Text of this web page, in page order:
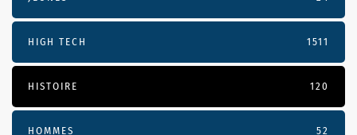
HIGH TECH 1511
HISTOIRE 120
HOMMES 52